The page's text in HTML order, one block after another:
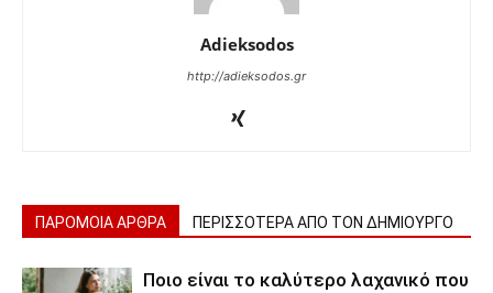
Adieksodos
http://adieksodos.gr
ΠΑΡΟΜΟΙΑ ΑΡΘΡΑ ΠΕΡΙΣΣΟΤΕΡΑ ΑΠΟ ΤΟΝ ΔΗΜΙΟΥΡΓΟ
Ποιο είναι το καλύτερο λαχανικό που